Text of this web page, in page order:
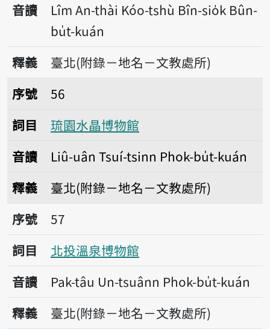
音讀
Lîm An-thài Kóo-tshù Bîn-sio̍k Bûn-
bu̍t-kuán
釋義
臺北(附錄－地名－文教處所)
序號56琉園水晶博物館
序號
56
詞目
琉園水晶博物館
音讀
Liû-uân Tsuí-tsinn Phok-bu̍t-kuán
釋義
臺北(附錄－地名－文教處所)
序號57北投溫泉博物館
序號
57
詞目
北投溫泉博物館
音讀
Pak-tâu Un-tsuânn Phok-bu̍t-kuán
釋義
臺北(附錄－地名－文教處所)